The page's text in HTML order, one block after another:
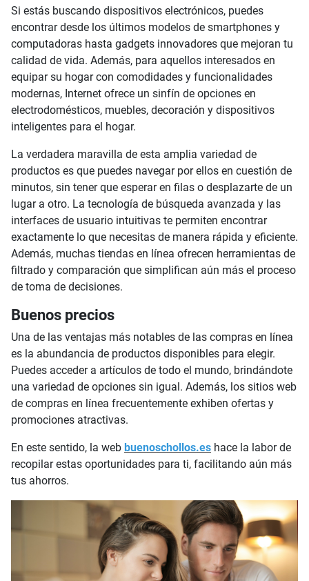
Si estás buscando dispositivos electrónicos, puedes
encontrar desde los últimos modelos de smartphones y
computadoras hasta gadgets innovadores que mejoran tu
calidad de vida. Además, para aquellos interesados en
equipar su hogar con comodidades y funcionalidades
modernas, Internet ofrece un sinfín de opciones en
electrodomésticos, muebles, decoración y dispositivos
inteligentes para el hogar.
La verdadera maravilla de esta amplia variedad de
productos es que puedes navegar por ellos en cuestión de
minutos, sin tener que esperar en filas o desplazarte de un
lugar a otro. La tecnología de búsqueda avanzada y las
interfaces de usuario intuitivas te permiten encontrar
exactamente lo que necesitas de manera rápida y eficiente.
Además, muchas tiendas en línea ofrecen herramientas de
filtrado y comparación que simplifican aún más el proceso
de toma de decisiones.
Buenos precios
Una de las ventajas más notables de las compras en línea
es la abundancia de productos disponibles para elegir.
Puedes acceder a artículos de todo el mundo, brindándote
una variedad de opciones sin igual. Además, los sitios web
de compras en línea frecuentemente exhiben ofertas y
promociones atractivas.
En este sentido, la web buenoschollos.es hace la labor de
recopilar estas oportunidades para ti, facilitando aún más
tus ahorros.